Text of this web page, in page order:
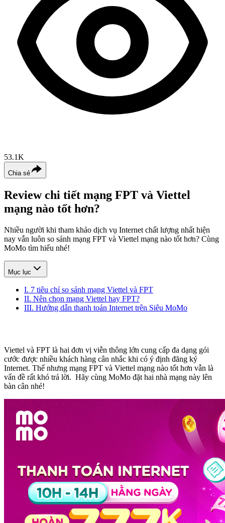
53.1K
Chia sẻ
Review chi tiết mạng FPT và Viettel
mạng nào tốt hơn?
Nhiều người khi tham khảo dịch vụ Internet chất lượng nhất hiện
nay vẫn luôn so sánh mạng FPT và Viettel mạng nào tốt hơn? Cùng
MoMo tìm hiểu nhé!
Mục lục
I. 7 tiêu chí so sánh mạng Viettel và FPT
II. Nên chọn mạng Viettel hay FPT?
III. Hướng dẫn thanh toán Internet trên Siêu MoMo
Viettel và FPT là hai đơn vị viễn thông lớn cung cấp đa dạng gói
cước được nhiều khách hàng cân nhắc khi có ý định đăng ký
Internet. Thế nhưng mạng FPT và Viettel mạng nào tốt hơn vẫn là
vấn đề rất khó trả lời. Hãy cùng MoMo đặt hai nhà mạng này lên
bàn cân nhé!